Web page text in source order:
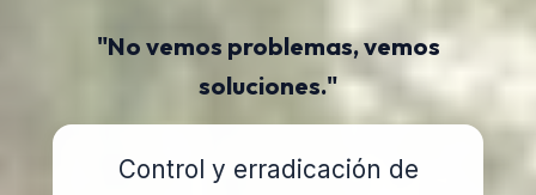
"No vemos problemas, vemos
soluciones."
Control y erradicación de